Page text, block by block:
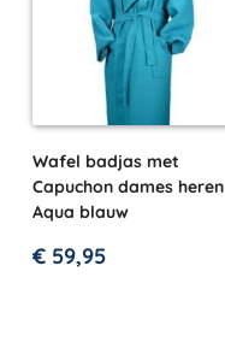
Wafel badjas met
Capuchon dames heren
Aqua blauw
€ 59,95